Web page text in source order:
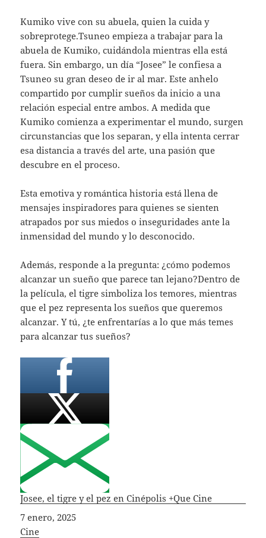
Kumiko vive con su abuela, quien la cuida y
sobreprotege.Tsuneo empieza a trabajar para la
abuela de Kumiko, cuidándola mientras ella está
fuera. Sin embargo, un día “Josee” le confiesa a
Tsuneo su gran deseo de ir al mar. Este anhelo
compartido por cumplir sueños da inicio a una
relación especial entre ambos. A medida que
Kumiko comienza a experimentar el mundo, surgen
circunstancias que los separan, y ella intenta cerrar
esa distancia a través del arte, una pasión que
descubre en el proceso.
Esta emotiva y romántica historia está llena de
mensajes inspiradores para quienes se sienten
atrapados por sus miedos o inseguridades ante la
inmensidad del mundo y lo desconocido.
Además, responde a la pregunta: ¿cómo podemos
alcanzar un sueño que parece tan lejano?Dentro de
la película, el tigre simboliza los temores, mientras
que el pez representa los sueños que queremos
alcanzar. Y tú, ¿te enfrentarías a lo que más temes
para alcanzar tus sueños?
Josee, el tigre y el pez en Cinépolis +Que Cine
Fecha
7 enero, 2025
In relation to
Cine